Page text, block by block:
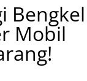
Bengkel
Mobil